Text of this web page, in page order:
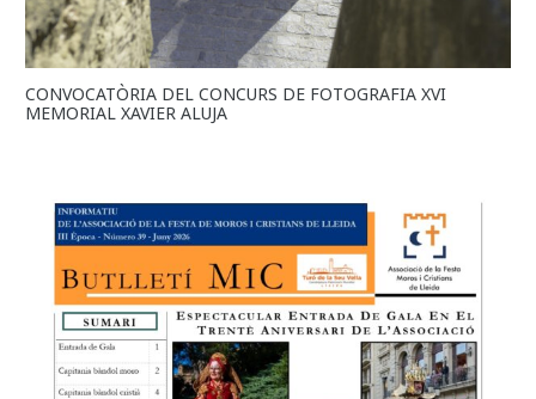
CONVOCATÒRIA DEL CONCURS DE FOTOGRAFIA XVI
MEMORIAL XAVIER ALUJA